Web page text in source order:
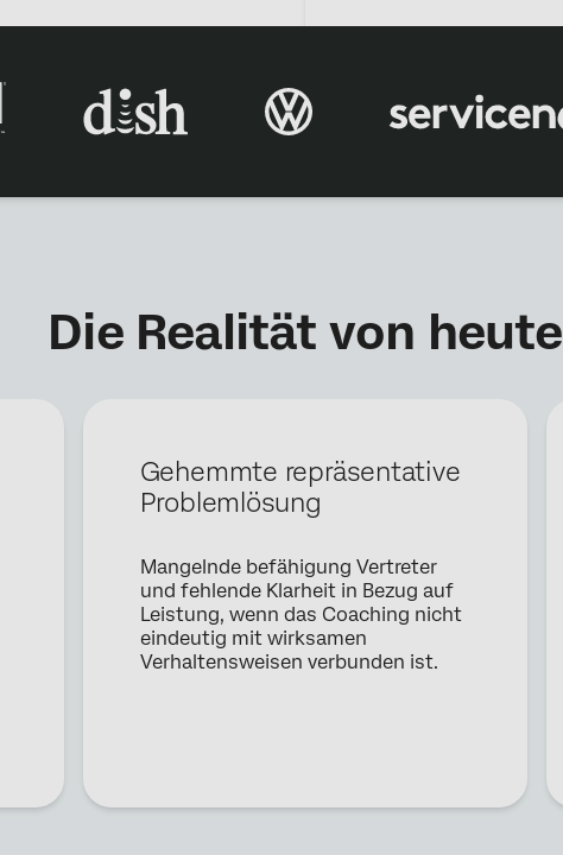
Nachname*
Telefonnummer*
einverstanden, dass wir Ihre personenbezogenen Daten gemäß unserer
Datenschutzerklärungverarbeiten
Absenden
×
Die Realität von heute
Gehemmte repräsentative
Problemlösung
Mangelnde befähigung Vertreter
und fehlende Klarheit in Bezug auf
Leistung, wenn das Coaching nicht
eindeutig mit wirksamen
Verhaltensweisen verbunden ist.